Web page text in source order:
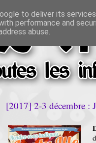
[2017] 2-3 décembre :
to deliver its
performance and
abuse.